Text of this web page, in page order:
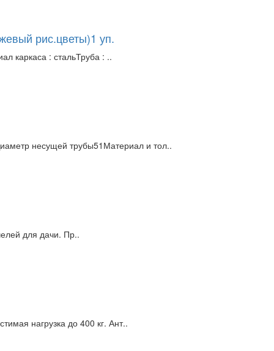
рис.цветы)1 уп.
каркаса : стальТруба : ..
несущей трубы51Материал и тол..
для дачи. Пр..
нагрузка до 400 кг. Ант..